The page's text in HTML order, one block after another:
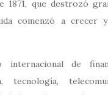
1871, que destrozó
comenzó a crecer
de
tecnología,